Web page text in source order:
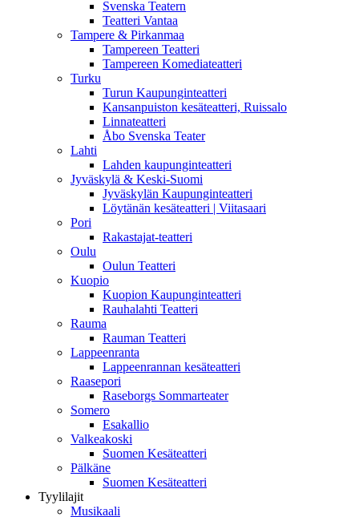
Svenska Teatern
Teatteri Vantaa
Tampere & Pirkanmaa
Tampereen Teatteri
Tampereen Komediateatteri
Turku
Turun Kaupunginteatteri
Kansanpuiston kesäteatteri, Ruissalo
Linnateatteri
Åbo Svenska Teater
Lahti
Lahden kaupunginteatteri
Jyväskylä & Keski-Suomi
Jyväskylän Kaupunginteatteri
Löytänän kesäteatteri | Viitasaari
Pori
Rakastajat-teatteri
Oulu
Oulun Teatteri
Kuopio
Kuopion Kaupunginteatteri
Rauhalahti Teatteri
Rauma
Rauman Teatteri
Lappeenranta
Lappeenrannan kesäteatteri
Raasepori
Raseborgs Sommarteater
Somero
Esakallio
Valkeakoski
Suomen Kesäteatteri
Pälkäne
Suomen Kesäteatteri
Tyylilajit
Musikaali